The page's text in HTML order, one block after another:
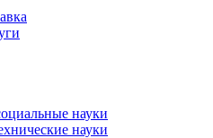
науки
науки